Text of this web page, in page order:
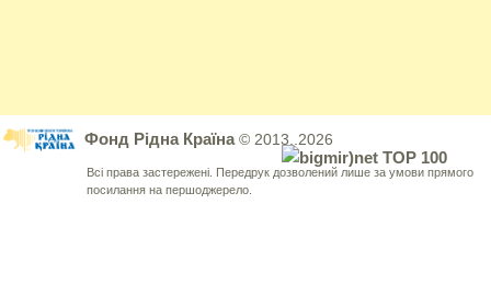
Фонд Рідна Країна© 2013..2026
Всі права застережені. Передрук дозволений лише за умови прямого
посилання на першоджерело.